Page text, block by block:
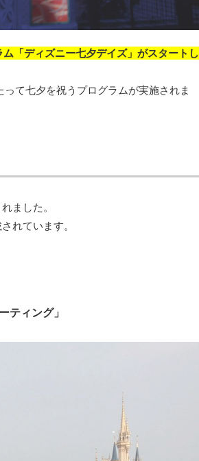
「ディズニー七夕デイズ」がスタートし
て七夕を祝うプログラムが実施されま
ました。
れています。
ティング」